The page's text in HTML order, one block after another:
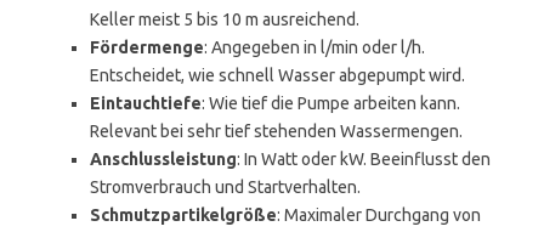
Keller meist 5 bis 10 m ausreichend.
Fördermenge: Angegeben in l/min oder l/h.
Entscheidet, wie schnell Wasser abgepumpt wird.
Eintauchtiefe: Wie tief die Pumpe arbeiten kann.
Relevant bei sehr tief stehenden Wassermengen.
Anschlussleistung: In Watt oder kW. Beeinflusst den
Stromverbrauch und Startverhalten.
Schmutzpartikelgröße: Maximaler Durchgang von